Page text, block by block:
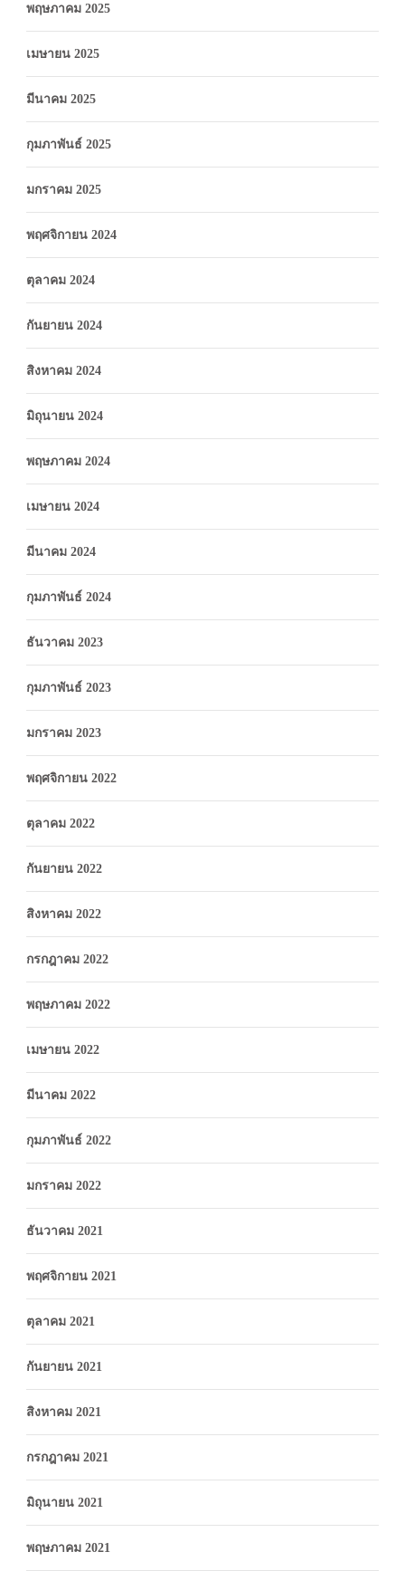
พฤษภาคม 2025
เมษายน 2025
มีนาคม 2025
กุมภาพันธ์ 2025
มกราคม 2025
พฤศจิกายน 2024
ตุลาคม 2024
กันยายน 2024
สิงหาคม 2024
มิถุนายน 2024
พฤษภาคม 2024
เมษายน 2024
มีนาคม 2024
กุมภาพันธ์ 2024
ธันวาคม 2023
กุมภาพันธ์ 2023
มกราคม 2023
พฤศจิกายน 2022
ตุลาคม 2022
กันยายน 2022
สิงหาคม 2022
กรกฎาคม 2022
พฤษภาคม 2022
เมษายน 2022
มีนาคม 2022
กุมภาพันธ์ 2022
มกราคม 2022
ธันวาคม 2021
พฤศจิกายน 2021
ตุลาคม 2021
กันยายน 2021
สิงหาคม 2021
กรกฎาคม 2021
มิถุนายน 2021
พฤษภาคม 2021